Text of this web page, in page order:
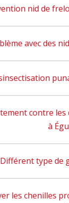
nid de
avec des
contre
à
Différent type de
les chenilles